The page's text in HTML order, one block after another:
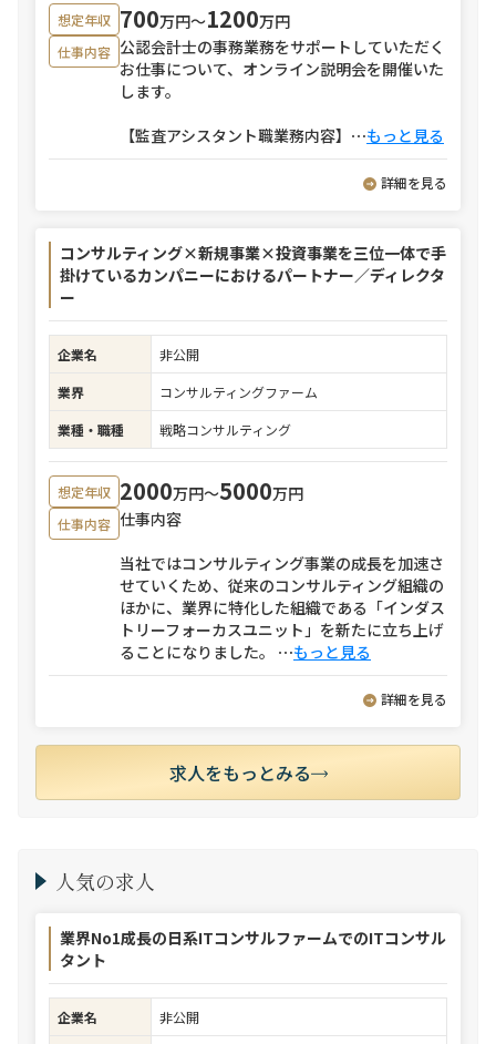
想定年収 700万円〜1200万円
仕事内容 公認会計士の事務業務をサポートしていただく
お仕事について、オンライン説明会を開催いた
します。
【監査アシスタント職業務内容】 ⋯もっと見る
詳細を見る
コンサルティング×新規事業×投資事業を三位一体で手
掛けているカンパニーにおけるパートナー／ディレクタ
ー
企業名
非公開
業界
コンサルティングファーム
業種・職種
戦略コンサルティング
想定年収 2000万円〜5000万円
仕事内容 仕事内容
当社ではコンサルティング事業の成長を加速さ
せていくため、従来のコンサルティング組織の
ほかに、業界に特化した組織である「インダス
トリーフォーカスユニット」を新たに立ち上げ
ることになりました。 ⋯もっと見る
詳細を見る
求人をもっとみる
人気の求人
業界No1成長の日系ITコンサルファームでのITコンサル
タント
企業名
非公開